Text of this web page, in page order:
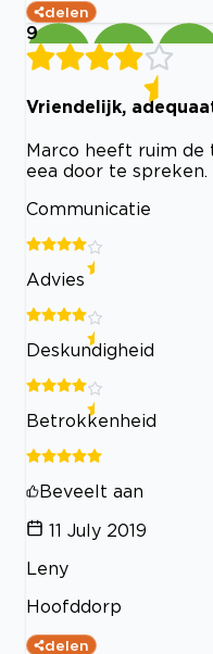
delen
9
Vriendelijk,
Marco heeft ruim de
eea door te
Communicatie
Advies
Deskundigheid
Betrokkenheid
Beveelt aan
11 July 2019
Leny
Hoofddorp
delen